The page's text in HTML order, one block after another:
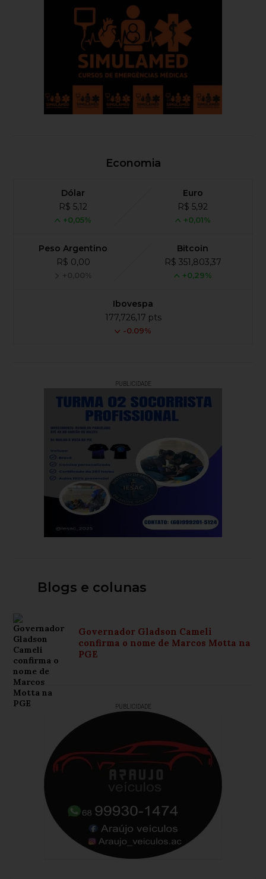
Economia
Dólar
R$ 5,12
+0,05%
Euro
R$ 5,92
+0,01%
Peso Argentino
R$ 0,00
+0,00%
Bitcoin
R$ 351,803,37
+0,29%
Ibovespa
177,726,17 pts
-0.09%
PUBLICIDADE
Blogs e colunas
Governador Gladson Cameli
confirma o nome de Marcos Motta na
PGE
PUBLICIDADE